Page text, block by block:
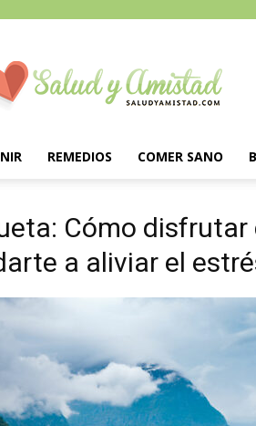
REMEDIOS COMER SANO
Cómo
a aliviar el